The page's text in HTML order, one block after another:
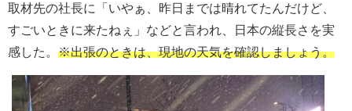
取材先の社長に「いやぁ、昨日までは晴れてたんだけど、
すごいときに来たねぇ」などと言われ、日本の縦長さを実
感した。 ※出張のときは、現地の天気を確認しましょう。